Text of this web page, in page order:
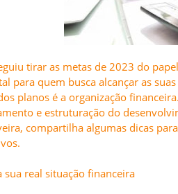
tirar as metas de 2023 do
para quem busca alcançar as
planos é a organização
e estruturação do
compartilha algumas dicas
sua real situação financeira